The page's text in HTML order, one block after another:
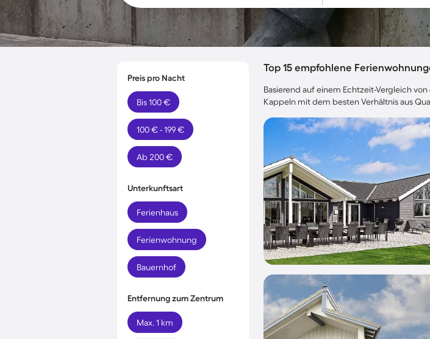
Preis pro Nacht
Bis 100 €
100 € - 199 €
Ab 200 €
Unterkunftsart
Ferienhaus
Ferienwohnung
Bauernhof
Entfernung zum Zentrum
Max. 1 km
Top 15 empfohlene
Basierend auf einem Echtzeit-Vergleich
Kappeln mit dem besten Verhältnis aus